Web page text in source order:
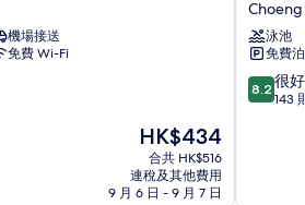
機場接送
免費 Wi-Fi
現
售
HK$434
HK$434
合共 HK$516
連稅及其他費用
9 月 6 日 - 9 月 7 日
邦
道
渡
假
村
泳池
免費
8.2
分
8.2 很好
143